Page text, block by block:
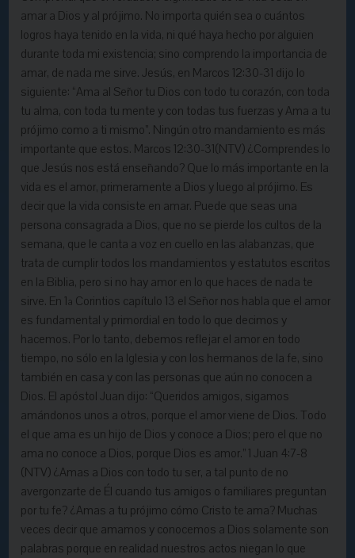
amar a Dios y al prójimo. No importa quién sea o cuántos
logros haya tenido en la vida, ni qué haya hecho por alguien
durante toda mi existencia; sino comprendo la importancia de
amar, de nada me sirve. Jesús, en Marcos 12:30-31 dijo lo
siguiente: “Ama al Señor tu Dios con todo tu corazón, con toda
tu alma, con toda tu mente y con todas tus fuerzas y Ama a tu
prójimo como a ti mismo”. Ningún otro mandamiento es más
importante que estos. Marcos 12:30-31(NTV) ¿Comprendes lo
que Jesús nos está enseñando? Que lo más importante en la
vida es el amor, primeramente a Dios y luego al prójimo. Es
decir que la vida consiste en amar. Puede que seas una
persona consagrada a Dios, que no se pierde los cultos de la
semana, que le canta a voz en cuello en las alabanzas, que
trata de cumplir todos los mandamientos y estatutos escritos
en la Biblia, pero si no hay amor en lo que haces de nada te
sirve. En 1ª Corintios capítulo 13 el Señor nos habla que el amor
es fundamental y primordial en todo lo que decimos y
hacemos. Por lo tanto, debemos reflejar el amor en todo
tiempo, no sólo en la Iglesia y con los hermanos de la fe, sino
también en casa y con las personas que aún no conocen a
Dios. El apóstol Juan dijo: “Queridos amigos, sigamos
amándonos unos a otros, porque el amor viene de Dios. Todo
el que ama es un hijo de Dios y conoce a Dios; pero el que no
ama no conoce a Dios, porque Dios es amor.” 1 Juan 4:7-8
(NTV) ¿Amas a Dios con todo tu ser, a tal punto de no
avergonzarte de Él cuando tus amigos o familiares preguntan
por tu fe? ¿Amas a tu prójimo cómo Cristo te ama? Muchas
veces decir que amamos y conocemos a Dios solamente son
palabras porque en realidad nuestros actos niegan lo que